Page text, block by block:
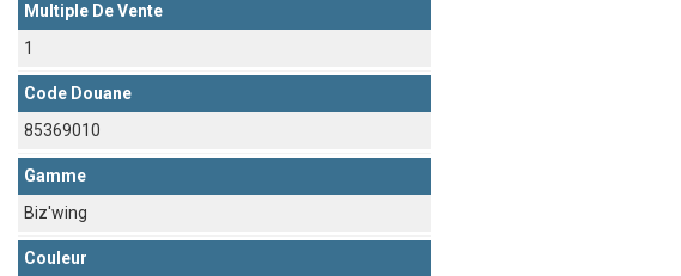
Multiple De Vente
1
Code Douane
85369010
Gamme
Biz'wing
Couleur